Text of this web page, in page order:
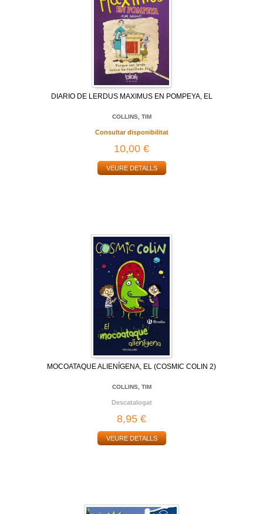
DIARIO DE LERDUS MAXIMUS EN POMPEYA, EL
COLLINS, TIM
Consultar disponibilitat
10,00 €
VEURE DETALLS
MOCOATAQUE ALIENÍGENA, EL (COSMIC COLIN 2)
COLLINS, TIM
Descatalogat
8,95 €
VEURE DETALLS